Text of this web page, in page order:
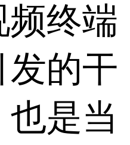
频终端
发的干
是当